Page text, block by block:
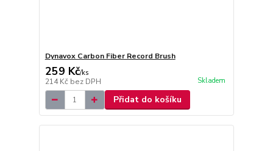
Dynavox Carbon Fiber Record Brush
259 Kč/ks
214 Kč bez DPH Skladem
Přidat do košíku